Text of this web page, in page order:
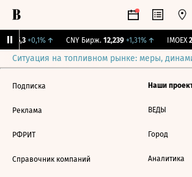
115,3 +0,1%↑ CNY Бирж. 12,239 +1,31%↑ IMOEX 2
Ситуация на топливном рынке: меры,
Подписка
Реклама
РФРИТ
Справочник компаний
Наши
ВЕДЫ
Город
Аналитика